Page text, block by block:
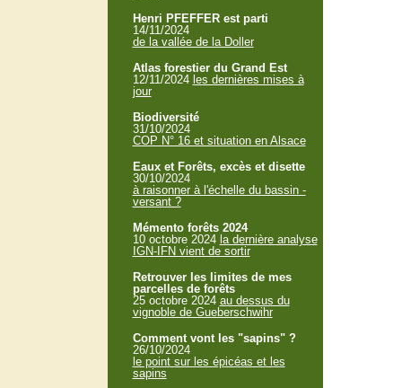
Henri PFEFFER est parti
14/11/2024
de la vallée de la Doller
Atlas forestier du Grand Est
12/11/2024 les dernières mises à
jour
Biodiversité
31/10/2024
COP N° 16 et situation en Alsace
Eaux et Forêts, excès et disette
30/10/2024
à raisonner à l'échelle du bassin -
versant ?
Mémento forêts 2024
10 octobre 2024 la dernière analyse
IGN-IFN vient de sortir
Retrouver les limites de mes
parcelles de forêts
25 octobre 2024 au dessus du
vignoble de Gueberschwihr
Comment vont les "sapins" ?
26/10/2024
le point sur les épicéas et les
sapins